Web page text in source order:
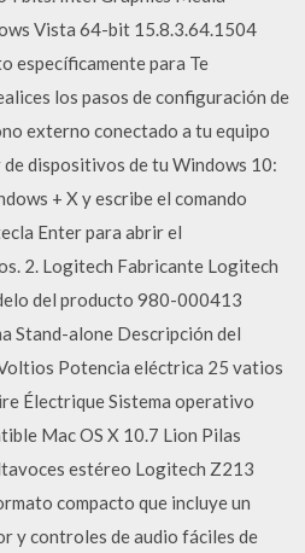
Vista 64-bit 15.8.3.64.1504
específicamente para Te
los pasos de configuración de
externo conectado a tu equipo
dispositivos de tu Windows 10:
+ X y escribe el comando
Enter para abrir el
2. Logitech Fabricante Logitech
del producto 980-000413
Stand-alone Descripción del
Potencia eléctrica 25 vatios
Électrique Sistema operativo
Mac OS X 10.7 Lion Pilas
estéreo Logitech Z213
compacto que incluye un
y controles de audio fáciles de